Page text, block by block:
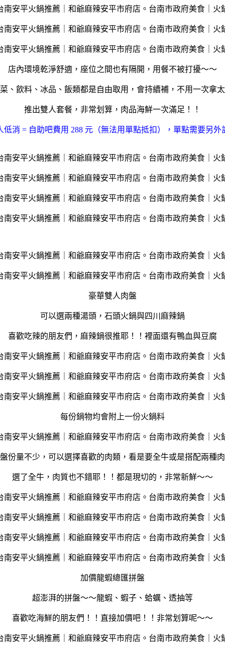
店內環境乾淨舒適，座位之間也有隔開，用餐不被打擾～～
、飲料、冰品、飯類都是自由取用，會持續補，不用一次拿
推出雙人套餐，非常划算，肉品海鮮一次滿足！！
低消 = 自助吧費用 288 元（無法用單點抵扣），單點需要另外
豪華雙人肉盤
可以選兩種湯頭，石頭火鍋與四川麻辣鍋
喜歡吃辣的朋友們，麻辣鍋很推耶！！裡面還有鴨血與豆腐
每份鍋物均會附上一份火鍋料
份量不少，可以選擇喜歡的肉類，看是要全牛或是搭配兩種
選了全牛，肉質也不錯耶！！都是現切的，非常新鮮～～
加價龍蝦總匯拼盤
超澎湃的拼盤～～龍蝦、蝦子、蛤蠣、透抽等
喜歡吃海鮮的朋友們！！直接加價吧！！非常划算呢～～